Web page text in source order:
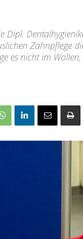
Dipl.
Zahnpflege
es nicht im